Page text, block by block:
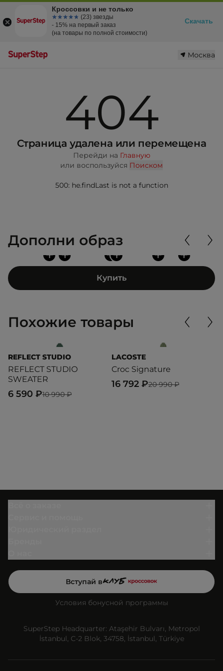
Москва
404
Страница удалена или перемещена
Перейди на Главную
или воспользуйся Поиском
500: he.findLast is not a function
Дополни образ
+
+
+ + +
+
Купить
Похожие товары
REFLECT STUDIO
REFLECT STUDIO
SWEATER
10 990 ₽
6 590 ₽
LACOSTE
Croc Signature
20 990 ₽
16 792 ₽
Вступай в
Условия бонусной программы
SuperStep Headquarter: Ataşehir Bulvarı, Metropol
İstanbul, C-2 Blok, 34758, İstanbul, Türkiye
Кроссовки и не только
☆☆☆☆☆
★★★★★ (23) звезды
- 15% на первый заказ
(на товары по полной стоимости)
Скачать